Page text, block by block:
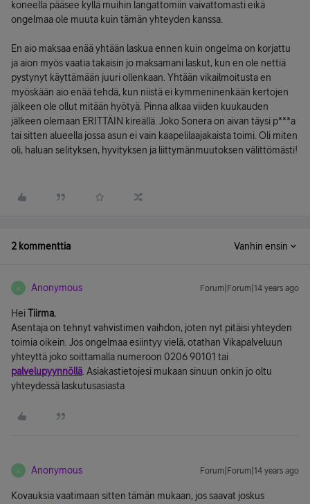
koneella pääsee kyllä muihin langattomiin vaivattomasti eikä
ongelmaa ole muuta kuin tämän yhteyden kanssa.
En aio maksaa enää yhtään laskua ennen kuin ongelma on korjattu
ja aion myös vaatia takaisin jo maksamani laskut, kun en ole nettiä
pystynyt käyttämään juuri ollenkaan. Yhtään vikailmoitusta en
myöskään aio enää tehdä, kun niistä ei kymmeninenkään kertojen
jälkeen ole ollut mitään hyötyä. Pinna alkaa viiden kuukauden
jälkeen olemaan ERITTÄIN kireällä. Joko Sonera on aivan täysi p***a
tai sitten alueella jossa asun ei vain kaapelilaajakaista toimi. Oli miten
oli, haluan selityksen, hyvityksen ja liittymänmuutoksen välittömästi!
2 kommenttia Vanhin ensin
A Anonymous Forum|Forum|14 years ago
HeiTiirma,
Asentaja on tehnyt vahvistimen vaihdon, joten nyt pitäisi yhteyden
toimia oikein. Jos ongelmaa esiintyy vielä, otathan Vikapalveluun
yhteyttä joko soittamalla numeroon 0206 90101 tai
palvelupyynnöllä . Asiakastietojesi mukaan sinuun onkin jo oltu
yhteydessä laskutusasiasta
A Anonymous Forum|Forum|14 years ago
Kovauksia vaatimaan sitten tämän mukaan, jos saavat joskus